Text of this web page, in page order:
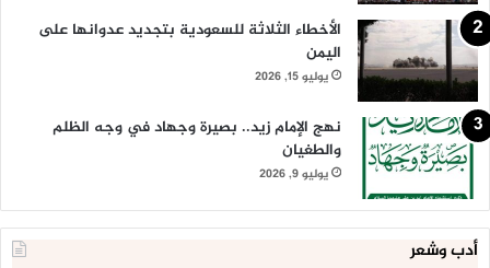
الأخطاء الثلاثة للسعودية بتجديد عدوانها على
اليمن
يوليو 15, 2026
نهج الإمام زيد.. بصيرة وجهاد في وجه الظلم
والطغيان
يوليو 9, 2026
أدب وشعر